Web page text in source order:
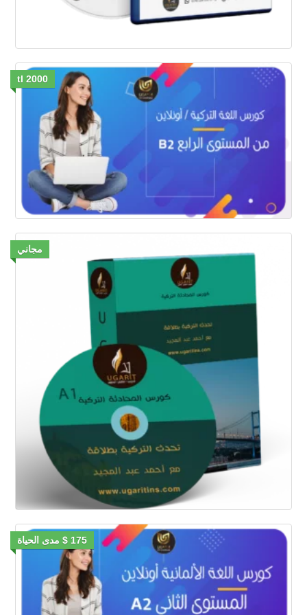
2000 tl
مجاني
175 $ مدى الحياة